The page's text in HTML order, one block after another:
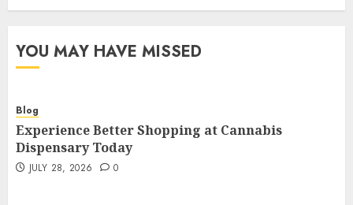
YOU MAY HAVE MISSED
Blog
Experience Better Shopping at Cannabis
Dispensary Today
JULY 28, 2026 0